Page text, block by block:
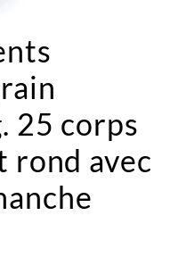
25 corps
rond avec